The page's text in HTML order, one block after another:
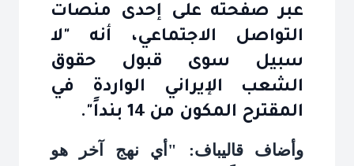
عبر صفحته على إحدى منصات
التواصل الاجتماعي، أنه "لا
سبيل سوى قبول حقوق
الشعب الإيراني الواردة في
المقترح المكون من 14 بنداً".
وأضاف قاليباف: "أي نهج آخر هو